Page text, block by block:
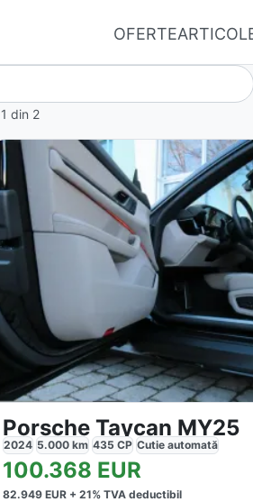
OFERTE
Nu ai
1 din 2
Porsche Taycan MY25
2024 5.000km 435 CP Cutie automată
100.368 EUR
82.949EUR + 21% TVA deductibil